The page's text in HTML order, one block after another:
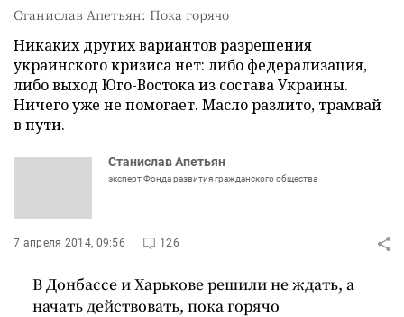
Станислав Апетьян: Пока горячо
Никаких других вариантов разрешения
украинского кризиса нет: либо федерализация,
либо выход Юго-Востока из состава Украины.
Ничего уже не помогает. Масло разлито, трамвай
в пути.
Станислав Апетьян
эксперт Фонда развития гражданского общества
7 апреля 2014, 09:56 126
В Донбассе и Харькове решили не ждать, а
начать действовать, пока горячо